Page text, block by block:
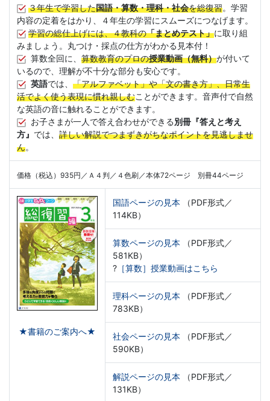
３年生で学習した国語・算数・理科・社会を総復習。学習
内容の定着をはかり、４年生の学習にスムーズにつなげます。
学習の総仕上げには、４教科の「まとめテスト」に取り組
みましょう。丸つけ・採点の仕方がわかる見本付！
算数全回に、 算数教育のプロの授業動画（無料）が付いて
いるので、理解が不十分な部分も安心です。
英語では、 「アルファベット」や「文の書き方」、日常生
活でよく使う表現に慣れ親しむことができます。音声付で自然
な英語の音に触れることができます。
お子さまが一人で答え合わせができる別冊『答えと考え
方』 では、 詳しい解説でつまずきがちなポイントを見逃しませ
ん。
価格（税込）935円／Ａ４判／４色刷／本体72ページ 別冊44ページ
★書籍のご案内へ★
国語ページの見本
（PDF形式／
114KB）
算数ページの見本 （PDF形式／
581KB）
? ［算数］授業動画はこちら
理科ページの見本 （PDF形式／
783KB）
社会ページの見本 （PDF形式／
590KB）
解説ページの見本 （PDF形式／
131KB）